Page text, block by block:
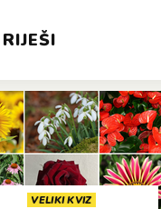
RIJEŠI
VELIKI KVIZ